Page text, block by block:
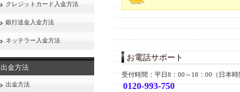
お電話サポート
受付時間：平日8：00～18：00（日本時
0120-993-750
クレジットカード入金方法
銀行送金入金方法
ネッテラー入金方法
出金方法
出金方法